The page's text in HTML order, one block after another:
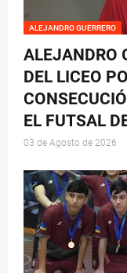
ALEJANDRO GUERRERO
ALEJANDRO
DEL LICEO
EL FUTSAL
03 de Agosto de 2026